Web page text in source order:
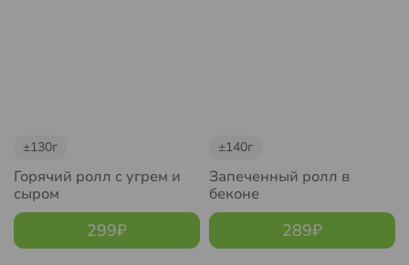
±130г
Горячий ролл с угрем и
сыром
299₽
±140г
Запеченный ролл в
беконе
289₽